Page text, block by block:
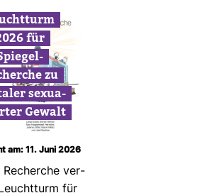
für
zu
sexua­
Gewalt
am: 11. Juni 2026
Recherche ver­
für